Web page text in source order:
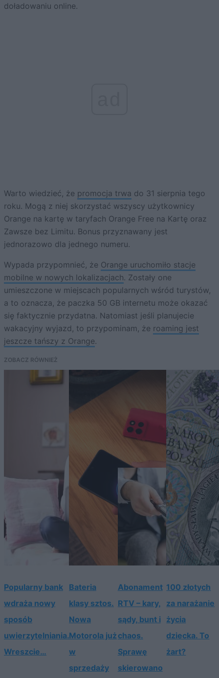
doładowaniu online.
Warto wiedzieć, że promocja trwa do 31 sierpnia tego
roku. Mogą z niej skorzystać wszyscy użytkownicy
Orange na kartę w taryfach Orange Free na Kartę oraz
Zawsze bez Limitu. Bonus przyznawany jest
jednorazowo dla jednego numeru.
Wypada przypomnieć, że Orange uruchomiło stacje
mobilne w nowych lokalizacjach. Zostały one
umieszczone w miejscach popularnych wśród turystów,
a to oznacza, że paczka 50 GB internetu może okazać
się faktycznie przydatna. Natomiast jeśli planujecie
wakacyjny wyjazd, to przypominam, że roaming jest
jeszcze tańszy z Orange.
ZOBACZ RÓWNIEŻ
Popularny bank
wdraża nowy
sposób
uwierzytelniania.
Wreszcie…
Bateria
klasy sztos.
Nowa
Motorola już
w
sprzedaży
Abonament
RTV – kary,
sądy, bunt i
chaos.
Sprawę
skierowano
100 złotych
za narażanie
życia
dziecka. To
żart?